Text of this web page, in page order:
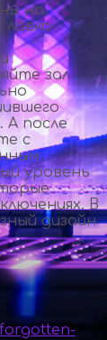
на
ловко
зал
А после
с
уровень
В
дизайн